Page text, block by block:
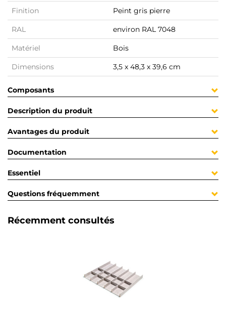
Finition Peint gris pierre
RAL environ RAL 7048
Matériel Bois
Dimensions 3,5 x 48,3 x 39,6 cm
Composants
Description du produit
Avantages du produit
Documentation
Essentiel
Questions fréquemment
Récemment consultés